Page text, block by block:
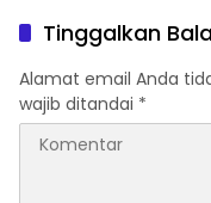
Pemanfaatan
Tinggalkan
Alamat email Anda
wajib ditandai *